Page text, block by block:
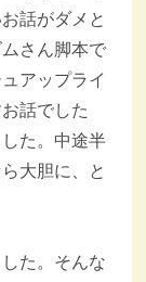
話がダメと
さん脚本で
アップライ
話でした
た。中途半
大胆に、と
た。そんな